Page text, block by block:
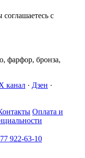
с
фарфор, бронза,
канал · Дзен ·
Оплата и
922-63-10